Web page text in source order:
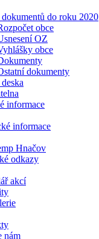
do roku 2020
obce
OZ
obce
dokumenty
informace
informace
Hnačov
odkazy
akcí
nám